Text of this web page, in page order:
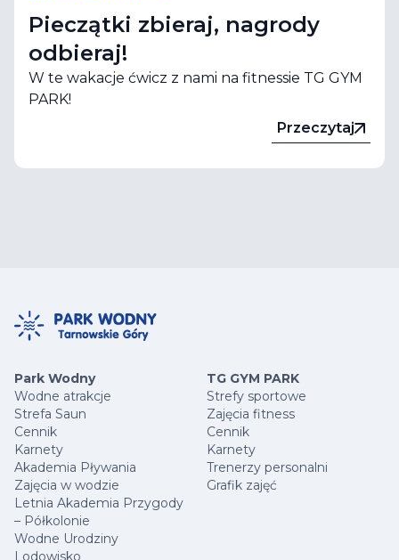
Pieczątki zbieraj, nagrody
odbieraj!
W te wakacje ćwicz z nami na fitnessie TG GYM
PARK!
Przeczytaj
Park Wodny
Wodne atrakcje
Strefa Saun
Cennik
Karnety
Akademia Pływania
Zajęcia w wodzie
Letnia Akademia Przygody
– Półkolonie
Wodne Urodziny
Lodowisko
TG GYM PARK
Strefy sportowe
Zajęcia fitness
Cennik
Karnety
Trenerzy personalni
Grafik zajęć